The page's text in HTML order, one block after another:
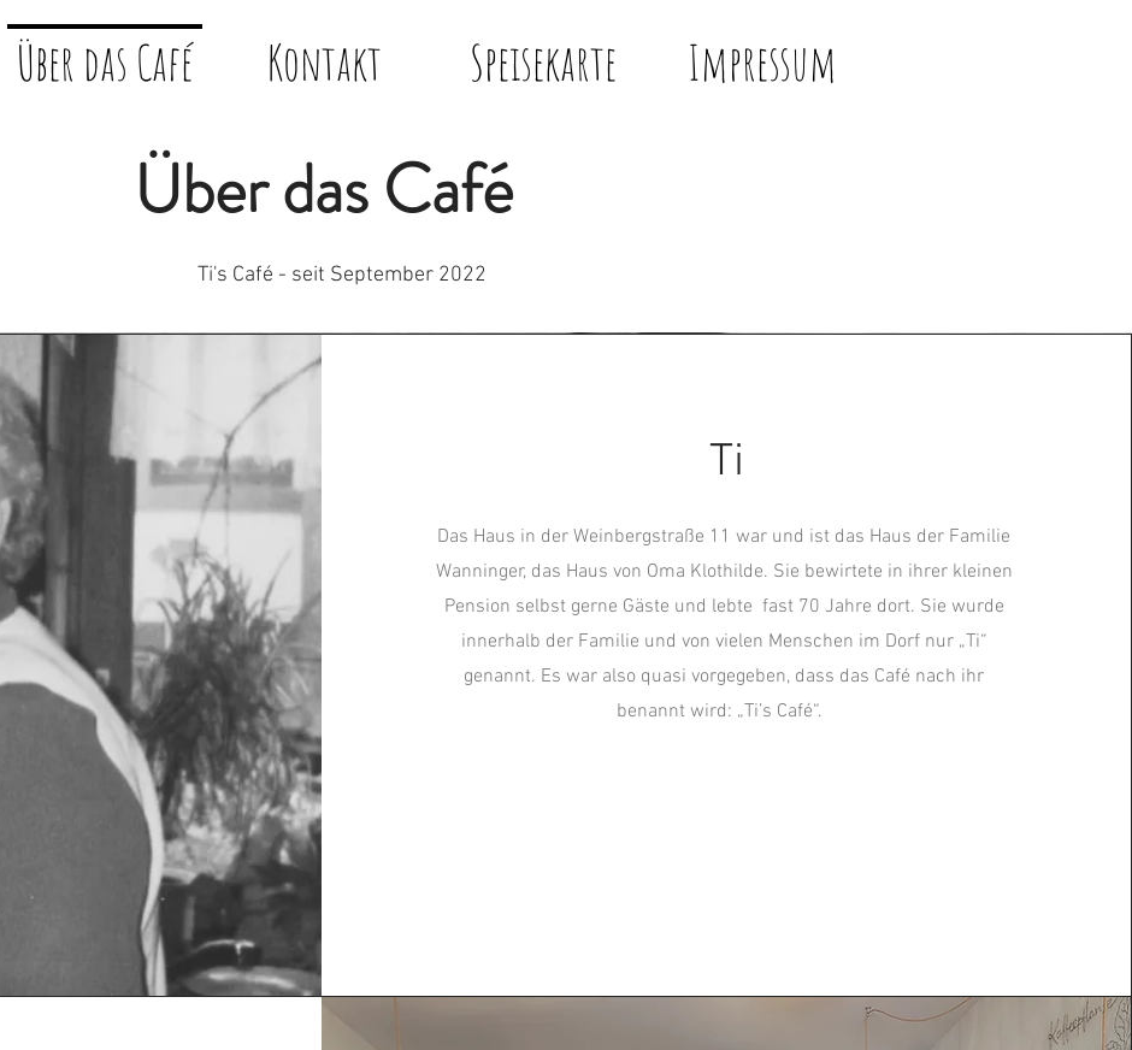
Über das Café Kontakt Speisekarte Impressum
Über das Café
Ti's Café - seit September 2022
Ti
Das Haus in der Weinbergstraße 11 war und ist das Haus der Familie
Wanninger, das Haus von Oma Klothilde. Sie bewirtete in ihrer kleinen
Pension selbst gerne Gäste und lebte fast 70 Jahre dort. Sie wurde
innerhalb der Familie und von vielen Menschen im Dorf nur „Ti“
genannt. Es war also quasi vorgegeben, dass das Café nach ihr
benannt wird: „Ti’s Café“.